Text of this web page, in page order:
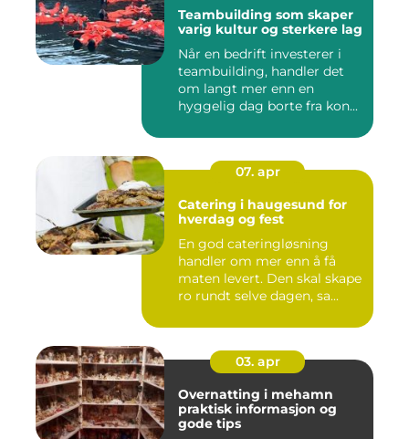
Teambuilding som skaper
varig kultur og sterkere lag
Når en bedrift investerer i
teambuilding, handler det
om langt mer enn en
hyggelig dag borte fra kon...
07. apr
Catering i haugesund for
hverdag og fest
En god cateringløsning
handler om mer enn å få
maten levert. Den skal skape
ro rundt selve dagen, sa...
03. apr
Overnatting i mehamn
praktisk informasjon og
gode tips